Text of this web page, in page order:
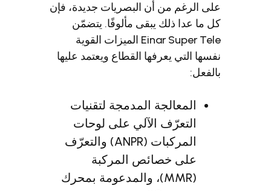
الرغم من أن البصريات جديدة، فإن
عدا ذلك يبقى مألوفًا. يتضمّن
Einar Super Tele الميزات القوية
التي يعرفها القطاع ويعتمد عليها
المعالجة المدمجة لتقنيات
التعرّف الآلي على لوحات
المركبات (ANPR) والتعرّف
على خصائص المركبة
(MMR)، والمدعومة بمحرك